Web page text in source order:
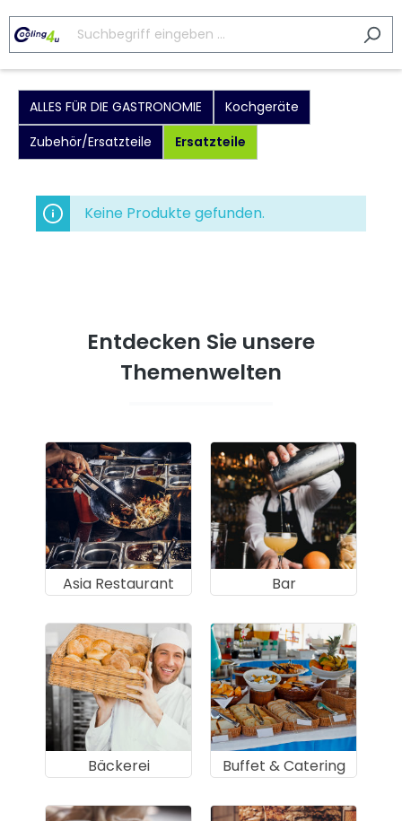
ALLES FÜR DIE GASTRONOMIE
Kochgeräte
Zubehör/Ersatzteile
Ersatzteile
Keine Produkte gefunden.
Entdecken Sie unsere
Themenwelten
Asia Restaurant Bar
Bäckerei Buffet & Catering